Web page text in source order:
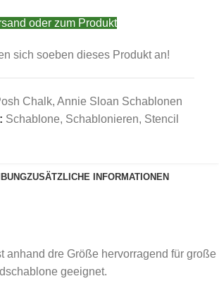
oder zum Produkt
sich soeben dieses Produkt an!
Chalk, Annie Sloan Schablonen
Schablone, Schablonieren, Stencil
ZUSÄTZLICHE INFORMATIONEN
anhand dre Größe hervorragend für große
geeignet.